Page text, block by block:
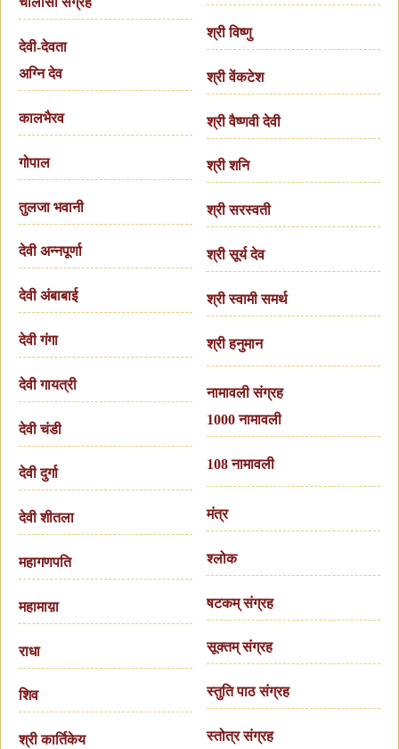
देवी-देवता
अग्नि देव
कालभैरव
गोपाल
तुलजा भवानी
देवी अन्नपूर्णा
देवी अंबाबाई
देवी गंगा
देवी गायत्री
देवी चंडी
देवी दुर्गा
देवी शीतला
महागणपति
महामाय़ा
राधा
शिव
श्री कार्तिकेय
श्री विष्णु
श्री वेंकटेश
श्री वैष्णवी देवी
श्री शनि
श्री सरस्वती
श्री सूर्य देव
श्री स्वामी समर्थ
श्री हनुमान
नामावली संग्रह
1000 नामावली
108 नामावली
मंत्र
श्लोक
षटकम् संग्रह
सूक्तम् संग्रह
स्तुति पाठ संग्रह
स्तोत्र संग्रह